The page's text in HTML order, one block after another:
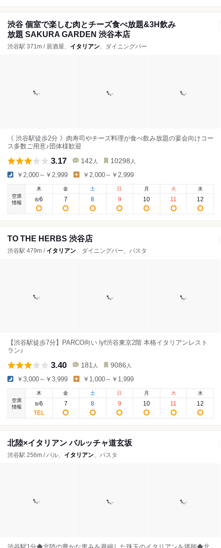
渋谷 個室で楽しむ肉とチーズ食べ放題&3H飲み
放題 SAKURA GARDEN 渋谷本店
渋谷駅 371m / 居酒屋、 イタリアン、ダイニングバー
《 渋谷駅徒歩2分 》肉寿司やチーズ料理が食べ飲み放題の宴会向けコー
ス多数ご用意♪団体様歓迎
3.17 142 人 10298 人
￥2,000～￥2,999 ￥2,000～￥2,999
空席
情報
木
8/6
金
7
土
8
日
9
月
10
火
11
水
12
TO THE HERBS 渋谷店
渋谷駅 479m / イタリアン、ダイニングバー、パスタ
【渋谷駅徒歩7分】PARCO向い lyf渋谷東京2階 本格イタリアンレスト
ラン♪
3.40 181 人 9086 人
￥3,000～￥3,999 ￥1,000～￥1,999
空席
情報
木
8/6
金
7
土
8
日
9
月
10
火
11
水
12
北陸×イタリアン バルッチャ道玄坂
渋谷駅 256m / バル、 イタリアン、パスタ